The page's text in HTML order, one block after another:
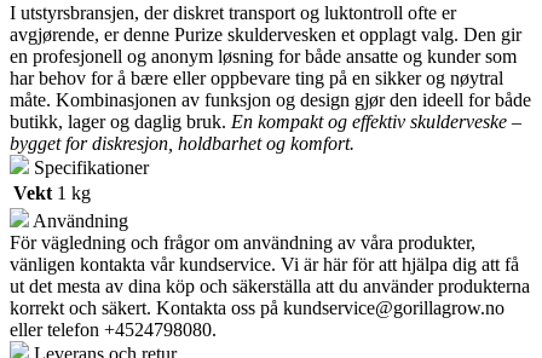
I utstyrsbransjen, der diskret transport og luktontroll ofte er
avgjørende, er denne Purize skuldervesken et opplagt valg. Den gir
en profesjonell og anonym løsning for både ansatte og kunder som
har behov for å bære eller oppbevare ting på en sikker og nøytral
måte. Kombinasjonen av funksjon og design gjør den ideell for både
butikk, lager og daglig bruk. En kompakt og effektiv skulderveske –
bygget for diskresjon, holdbarhet og komfort.
Specifikationer
Vekt 1 kg
Användning
För vägledning och frågor om användning av våra produkter,
vänligen kontakta vår kundservice. Vi är här för att hjälpa dig att få
ut det mesta av dina köp och säkerställa att du använder produkterna
korrekt och säkert. Kontakta oss på kundservice@gorillagrow.no
eller telefon +4524798080.
Leverans och retur